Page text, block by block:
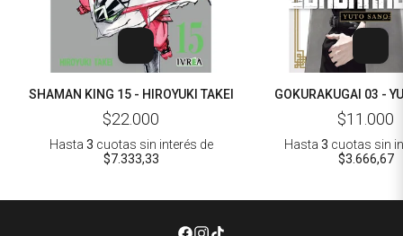
SHAMAN KING 15 - HIROYUKI TAKEI
$22.000
Hasta 3 cuotas sin interés de
$7.333,33
GOKURAKUGAI 03 -
$11.000
Hasta 3 cuotas sin
$3.666,67